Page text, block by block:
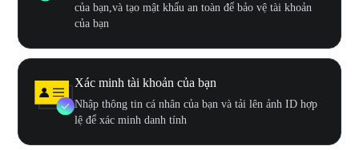
của bạn,và tạo mật khẩu an toàn để bảo vệ tài khoản
của bạn
Xác minh tài khoản của bạn
Nhập thông tin cá nhân của bạn và tải lên ảnh ID hợp
lệ để xác minh danh tính